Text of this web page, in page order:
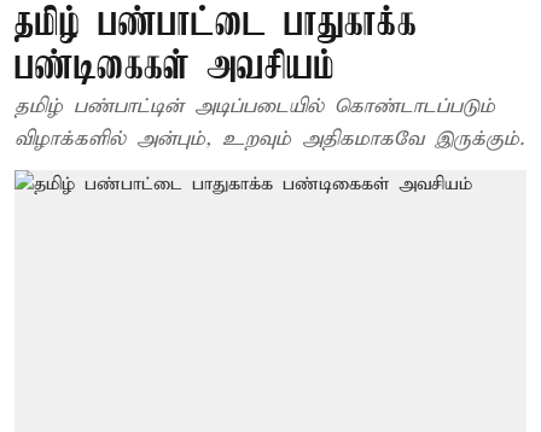
தமிழ் பண்பாட்டை பாதுகாக்க
பண்டிகைகள் அவசியம்
தமிழ் பண்பாட்டின் அடிப்படையில் கொண்டாடப்படும்
விழாக்களில் அன்பும், உறவும் அதிகமாகவே இருக்கும்.